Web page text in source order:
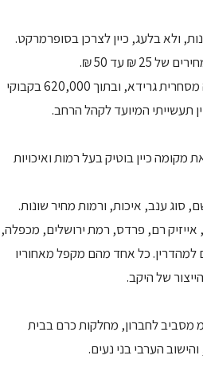
ולא בלעג, כיין לצרכן בסופרמרקט.
כל הסדרה הינה של יינות מבושלים. נקודת המוצא המובילה את היקב הינה מסחרית גרידא, ובתוך 620,000 בקבוקי
כיין בוטיק בעל רמות ואיכויות
אייזיק רם, פרדס, רמת ירושלים, מכפלה,
כל אחד מהם מקפל מאחוריו
של היקב.
נוח וליקב רמת חברון מגיעים מכרמים הפרושים על כ-50 ק"מ מסביב לחברון, מחלקות כרם בבית
הערבי בני נעים.